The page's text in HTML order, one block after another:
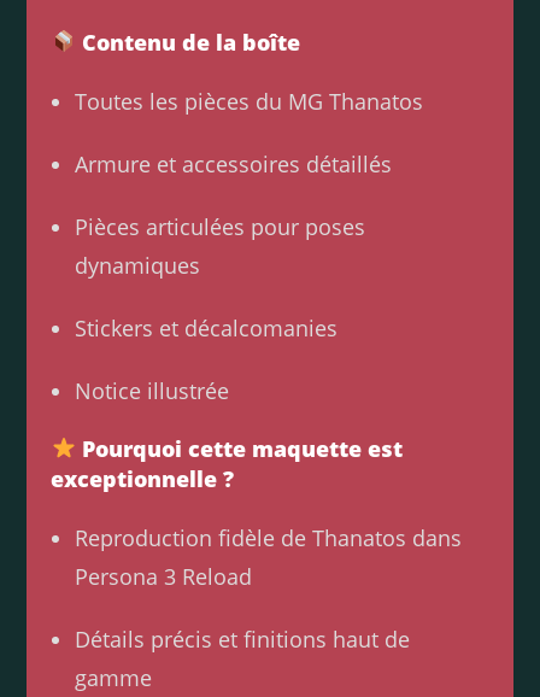
Contenu de la boîte
Toutes les pièces du MG Thanatos
Armure et accessoires détaillés
Pièces articulées pour poses
dynamiques
Stickers et décalcomanies
Notice illustrée
Pourquoi cette maquette est
exceptionnelle ?
Reproduction fidèle de Thanatos dans
Persona 3 Reload
Détails précis et finitions haut de
gamme